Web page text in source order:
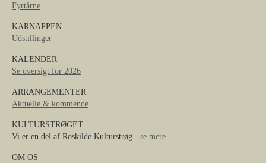
Fyrtårne
KARNAPPEN
Udstillinger
KALENDER
Se oversigt for 2026
ARRANGEMENTER
Aktuelle & kommende
KULTURSTRØGET
Vi er en del af Roskilde Kulturstrøg - se mere
OM OS